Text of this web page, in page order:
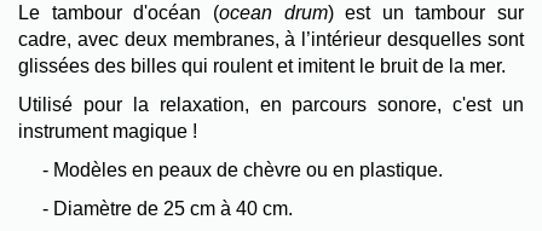
Le tambour d'océan (ocean drum) est un tambour sur
cadre, avec deux membranes, à l’intérieur desquelles sont
glissées des billes qui roulent et imitent le bruit de la mer.
Utilisé pour la relaxation, en parcours sonore, c'est un
instrument magique !
- Modèles en peaux de chèvre ou en plastique.
- Diamètre de 25 cm à 40 cm.